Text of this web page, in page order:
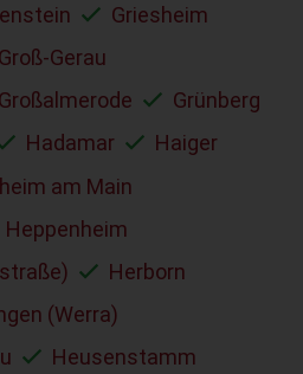
Griesheim
Groß-Gerau
Großalmerode
Grünberg
Hadamar
Haiger
am Main
Heppenheim
Herborn
(Werra)
Heusenstamm